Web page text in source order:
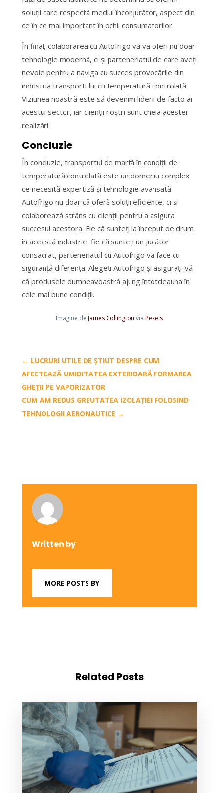
soluții care respectă mediul înconjurător, aspect din
ce în ce mai important în ochii consumatorilor.
În final, colaborarea cu Autofrigo vă va oferi nu doar
tehnologie modernă, ci și parteneriatul de care aveți
nevoie pentru a naviga cu succes provocările din
industria transportului cu temperatură controlată.
Viziunea noastră este să devenim liderii de facto ai
acestui sector, iar clienții noștri sunt cheia acestei
realizări.
Concluzie
În concluzie, transportul de marfă în condiții de
temperatură controlată este un domeniu complex
ce necesită expertiză și tehnologie avansată.
Autofrigo nu doar că oferă soluții eficiente, ci și
colaborează strâns cu clienții pentru a asigura
succesul acestora. Fie că sunteți la început de drum
în această industrie, fie că sunteți un jucător
consacrat, parteneriatul cu Autofrigo va face cu
siguranță diferența. Alegeți Autofrigo și asigurați-vă
că produsele dumneavoastră ajung întotdeauna în
cele mai bune condiții.
Imagine deJames Collington viaPexels
← LUCRURI UTILE DE ȘTIUT DESPRE CUM
AFECTEAZĂ UMIDITATEA EXTERIOARĂ FORMAREA
GHEȚII PE VAPORIZATOR
CUM AM REDUS GREUTATEA IZOLAȚIEI FOLOSIND
TEHNOLOGII AERONAUTICE →
Written by
MORE POSTS BY
Related Posts